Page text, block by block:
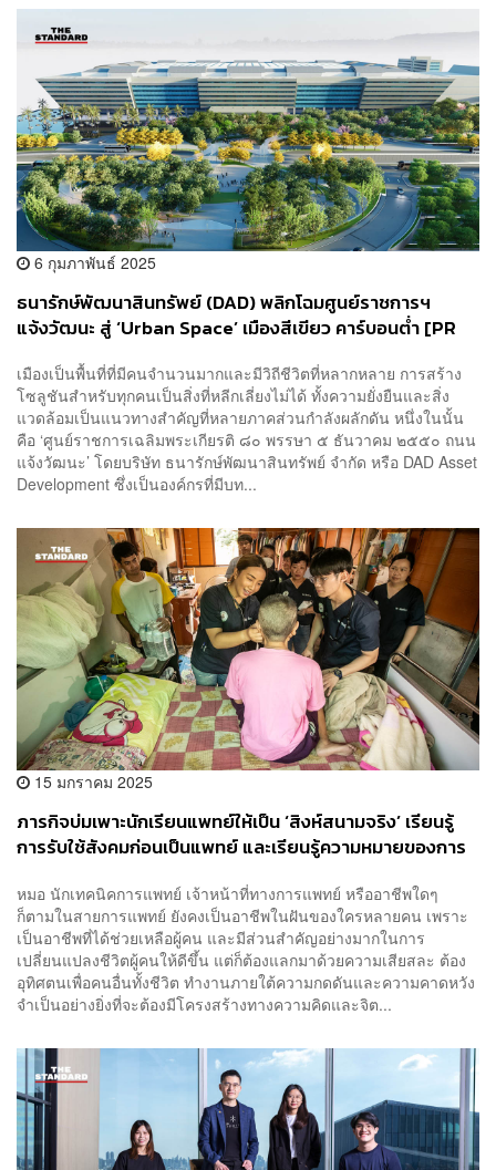
6 กุมภาพันธ์ 2025
ธนารักษ์พัฒนาสินทรัพย์ (DAD) พลิกโฉมศูนย์ราชการฯ
แจ้งวัฒนะ สู่ ‘Urban Space’ เมืองสีเขียว คาร์บอนต่ำ [PR
เมืองเป็นพื้นที่ที่มีคนจำนวนมากและมีวิถีชีวิตที่หลากหลาย การสร้าง
โซลูชันสำหรับทุกคนเป็นสิ่งที่หลีกเลี่ยงไม่ได้ ทั้งความยั่งยืนและสิ่ง
แวดล้อมเป็นแนวทางสำคัญที่หลายภาคส่วนกำลังผลักดัน หนึ่งในนั้น
คือ ‘ศูนย์ราชการเฉลิมพระเกียรติ ๘๐ พรรษา ๕ ธันวาคม ๒๕๕๐ ถนน
แจ้งวัฒนะ’ โดยบริษัท ธนารักษ์พัฒนาสินทรัพย์ จำกัด หรือ DAD Asset
Development ซึ่งเป็นองค์กรที่มีบท...
15 มกราคม 2025
ภารกิจบ่มเพาะนักเรียนแพทย์ให้เป็น ‘สิงห์สนามจริง’ เรียนรู้
การรับใช้สังคมก่อนเป็นแพทย์ และเรียนรู้ความหมายของการ
NEWS]
หมอ นักเทคนิคการแพทย์ เจ้าหน้าที่ทางการแพทย์ หรืออาชีพใดๆ
ก็ตามในสายการแพทย์ ยังคงเป็นอาชีพในฝันของใครหลายคน เพราะ
เป็นอาชีพที่ได้ช่วยเหลือผู้คน และมีส่วนสำคัญอย่างมากในการ
เปลี่ยนแปลงชีวิตผู้คนให้ดีขึ้น แต่ก็ต้องแลกมาด้วยความเสียสละ ต้อง
อุทิศตนเพื่อคนอื่นทั้งชีวิต ทำงานภายใต้ความกดดันและความคาดหวัง
จำเป็นอย่างยิ่งที่จะต้องมีโครงสร้างทางความคิดและจิต...